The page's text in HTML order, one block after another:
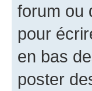
forum ou
pour
en bas
poster